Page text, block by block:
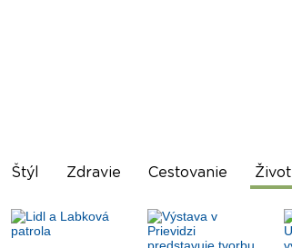
Štýl Zdravie Cestovanie Život